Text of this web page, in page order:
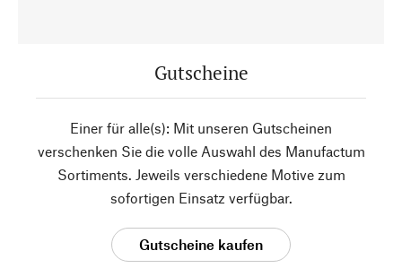
Gutscheine
Einer für alle(s): Mit unseren Gutscheinen
verschenken Sie die volle Auswahl des Manufactum
Sortiments. Jeweils verschiedene Motive zum
sofortigen Einsatz verfügbar.
Gutscheine kaufen